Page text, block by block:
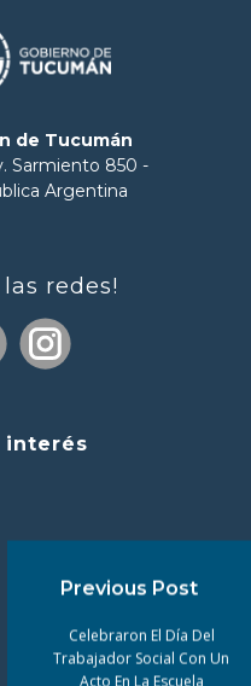
de Tucumán
Sarmiento 850 -
Argentina
redes!
interés
Previous Post
Celebraron El Día Del
Trabajador Social Con Un
Acto En La Escuela